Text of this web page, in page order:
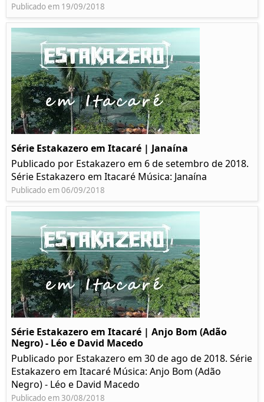
Publicado em 19/09/2018
Série Estakazero em Itacaré | Janaína
Publicado por Estakazero em 6 de setembro de 2018.
Série Estakazero em Itacaré Música: Janaína
Publicado em 06/09/2018
Série Estakazero em Itacaré | Anjo Bom (Adão
Negro) - Léo e David Macedo
Publicado por Estakazero em 30 de ago de 2018. Série
Estakazero em Itacaré Música: Anjo Bom (Adão
Negro) - Léo e David Macedo
Publicado em 30/08/2018